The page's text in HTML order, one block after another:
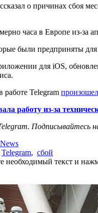
о причинах сбоя
часа в Европе из-за
были предприняты
для iOS,
Telegram
работу из-за
Подписывайтесь
Telegram, сбой
необходимый текст и